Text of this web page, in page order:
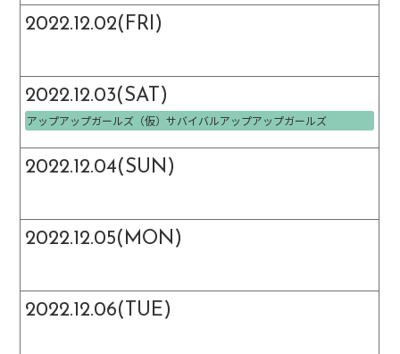
2022.12.02(FRI)
2022.12.03(SAT)
アップアップガールズ（仮）サバイバルアップアップガールズ
2022.12.04(SUN)
2022.12.05(MON)
2022.12.06(TUE)